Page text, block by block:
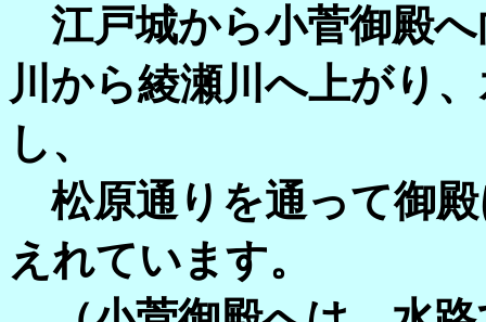
江戸城から小菅御殿
川から綾瀬川へ上がり
し、
松原通りを通って御
えれています。